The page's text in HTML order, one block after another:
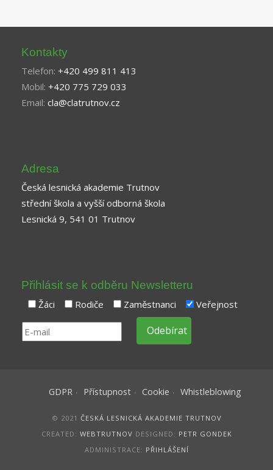
Kontakty
Telefon: +420 499 811 413
Mobil: +420 775 729 033
Email: cla@clatrutnov.cz
Adresa
Česká lesnická akademie Trutnov
střední škola a vyšší odborná škola
Lesnická 9, 541 01 Trutnov
Přihlásit se k odběru Newsletteru
Žáci Rodiče Zaměstnanci Veřejnost
GDPR Přístupnost Cookie Whistleblowing
© 2021 ČESKÁ LESNICKÁ AKADEMIE TRUTNOV
CREATED: WEBTRUTNOV DESIGNED: PETR GONDEK
ADMINISTRACE: PŘIHLÁŠENÍ